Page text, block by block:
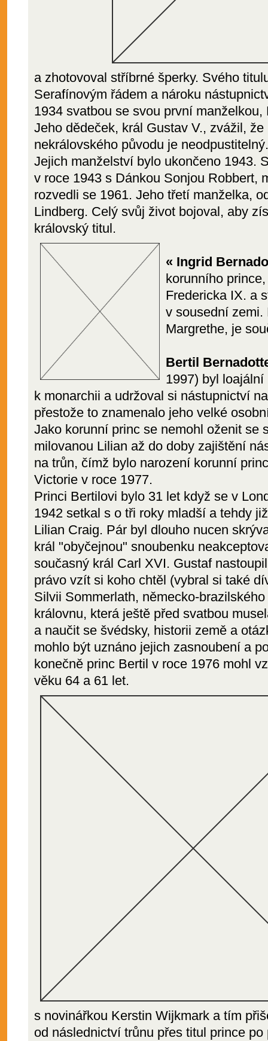
a zhotovoval stříbrné šperky. Svého
Serafínovým řádem a nároku
1934 svatbou se svou první
Jeho dědeček, král Gustav V., zvážil,
nekrálovského původu je neodpustitelný.
Jejich manželství bylo ukončeno 1943.
v roce 1943 s Dánkou Sonjou Robbert,
rozvedli se 1961. Jeho třetí manželka,
Lindberg. Celý svůj život bojoval, aby
královský titul.
« Ingrid
korunního
Fredericka IX. a
v sousední zemi.
Margrethe, je
Bertil
1997) byl loajální
k monarchii a udržoval si nástupnictví
přestože to znamenalo jeho velké
Jako korunní princ se nemohl oženit se
milovanou Lilian až do doby zajištění
na trůn, čímž bylo narození korunní
Victorie v roce 1977.
Princi Bertilovi bylo 31 let když se v
1942 setkal s o tři roky mladší a tehdy
Lilian Craig. Pár byl dlouho nucen
král "obyčejnou" snoubenku
současný král Carl XVI. Gustaf
právo vzít si koho chtěl (vybral si také
Silvii Sommerlath, německo-
královnu, která ještě před svatbou
a naučit se švédsky, historii země a
mohlo být uznáno jejich zasnoubení a
konečně princ Bertil v roce 1976 mohl
věku 64 a 61 let.
s novinářkou Kerstin Wijkmark a tím
od následnictví trůnu přes titul prince